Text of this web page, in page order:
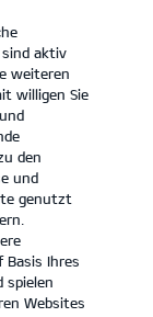
KONTAKT
sind aktiv
weiteren
willigen Sie
den
und
genutzt
Ihres
spielen
Websites